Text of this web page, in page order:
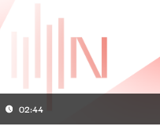
02:44